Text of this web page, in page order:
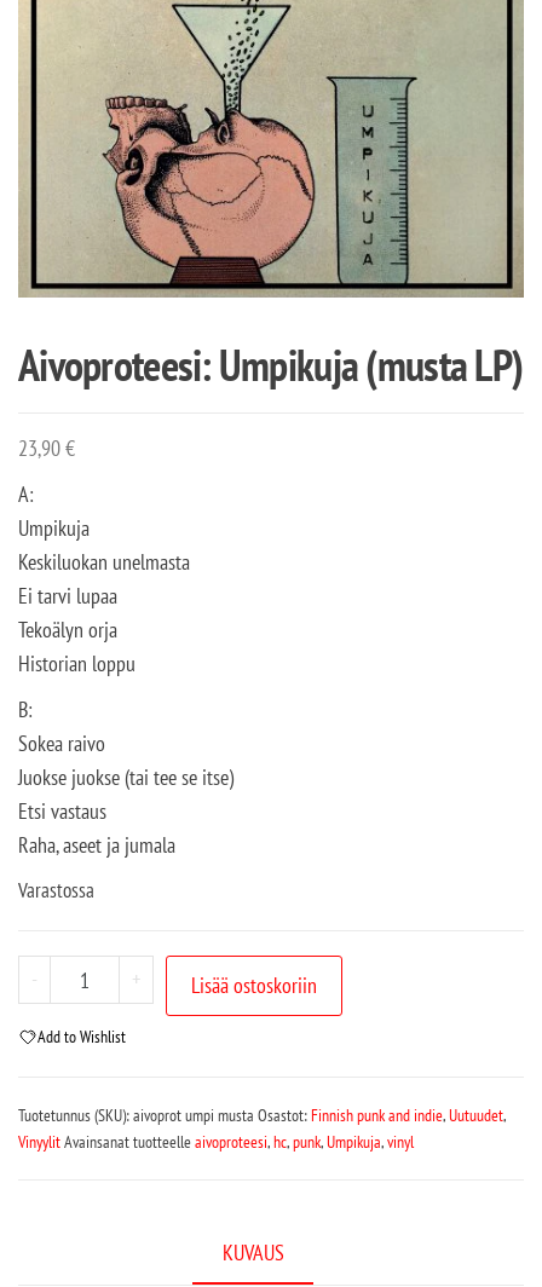
Aivoproteesi: Umpikuja (musta LP)
23,90€
A:
Umpikuja
Keskiluokan unelmasta
Ei tarvi lupaa
Tekoälyn orja
Historian loppu
B:
Sokea raivo
Juokse juokse (tai tee se itse)
Etsi vastaus
Raha, aseet ja jumala
Varastossa
- + Lisää ostoskoriin
Add to Wishlist
Tuotetunnus (SKU):aivoprot umpi musta Osastot:Finnish punk and indie,Uutuudet,
VinyylitAvainsanat tuotteelleaivoproteesi,hc,punk,Umpikuja,vinyl
KUVAUS